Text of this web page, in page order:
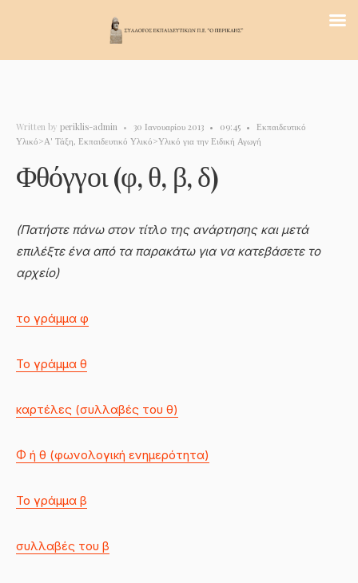
Written by periklis-admin • 30 Ιανουαρίου 2013 • 09:45 • Εκπαιδευτικό
Υλικό>Α' Τάξη, Εκπαιδευτικό Υλικό>Υλικό για την Ειδική Αγωγή
Φθόγγοι (φ, θ, β, δ)
(Πατήστε πάνω στον τίτλο της ανάρτησης και μετά
επιλέξτε ένα από τα παρακάτω για να κατεβάσετε το
αρχείο)
το γράμμα φ
Το γράμμα θ
καρτέλες (συλλαβές του θ)
Φ ή θ (φωνολογική ενημερότητα)
Το γράμμα β
συλλαβές του β